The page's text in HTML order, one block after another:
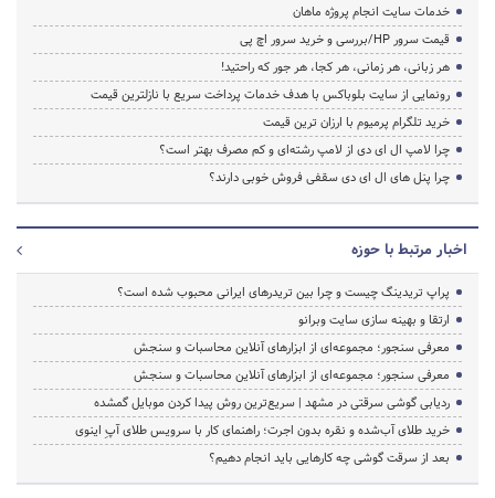
خدمات سایت انجام پروژه ماهان
قیمت سرور HP/بررسی و خرید سرور اچ پی
هر زبانی، هر زمانی، هر کجا، هر جور که راحتید!
رونمایی از سایت بلوباکس با هدف خدمات پرداخت سریع با نازلترین قیمت
خرید تلگرام پرمیوم با ارزان ترین قیمت
چرا لامپ ال ای دی از لامپ رشته‌ای و کم مصرف بهتر است؟
چرا پنل های ال ای دی سقفی فروش خوبی دارند؟
اخبار مرتبط با حوزه
پراپ تریدینگ چیست و چرا بین تریدرهای ایرانی محبوب شده است؟
ارتقا و بهینه سازی سایت وبرانو
معرفی سنجور؛ مجموعه‌ای از ابزارهای آنلاین محاسبات و سنجش
معرفی سنجور؛ مجموعه‌ای از ابزارهای آنلاین محاسبات و سنجش
ردیابی گوشی سرقتی در مشهد | سریع‌ترین روش پیدا کردن موبایل گمشده
خرید طلای آب‌شده و نقره بدون اجرت؛ راهنمای کار با سرویس طلای آپِ اینوی
بعد از سرقت گوشی چه کارهایی باید انجام دهیم؟